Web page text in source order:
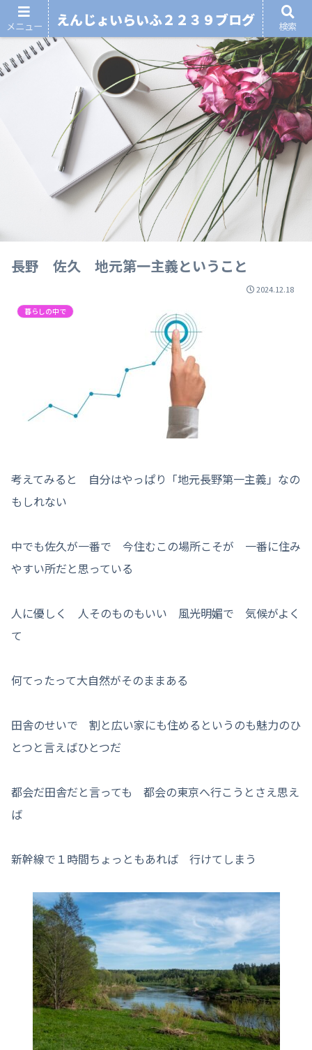
長野 佐久 地元第一主義ということ
2024.12.18
暮らしの中で
考えてみると 自分はやっぱり「地元長野第一主義」なの
もしれない
中でも佐久が一番で 今住むこの場所こそが 一番に住み
やすい所だと思っている
人に優しく 人そのものもいい 風光明媚で 気候がよく
て
何てったって大自然がそのままある
田舎のせいで 割と広い家にも住めるというのも魅力のひ
とつと言えばひとつだ
都会だ田舎だと言っても 都会の東京へ行こうとさえ思え
ば
新幹線で１時間ちょっともあれば 行けてしまう
メニュー えんじょいらいふ２２３９ブログ 検索